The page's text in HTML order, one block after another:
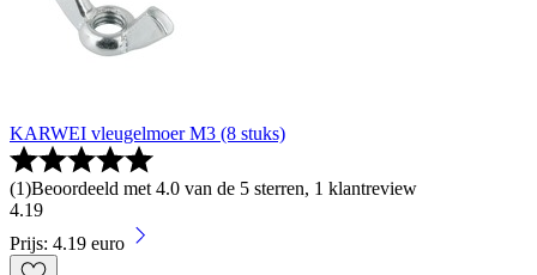
KARWEI vleugelmoer M3 (8 stuks)
(1)Beoordeeld met 4.0 van de 5 sterren, 1 klantreview
4.19
Prijs: 4.19 euro